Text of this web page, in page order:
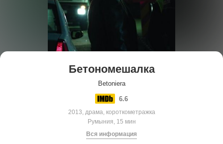
Бетономешалка
Betoniera
6.6
2013, драма, короткометражка
Румыния, 15 мин
Вся информация